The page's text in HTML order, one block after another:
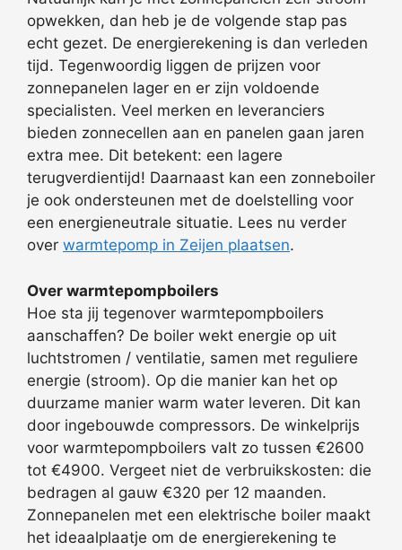
opwekken, dan heb je de volgende stap pas
echt gezet. De energierekening is dan verleden
tijd. Tegenwoordig liggen de prijzen voor
zonnepanelen lager en er zijn voldoende
specialisten. Veel merken en leveranciers
bieden zonnecellen aan en panelen gaan jaren
extra mee. Dit betekent: een lagere
terugverdientijd! Daarnaast kan een zonneboiler
je ook ondersteunen met de doelstelling voor
een energieneutrale situatie. Lees nu verder
over warmtepomp in Zeijen plaatsen.
Over warmtepompboilers
Hoe sta jij tegenover warmtepompboilers
aanschaffen? De boiler wekt energie op uit
luchtstromen / ventilatie, samen met reguliere
energie (stroom). Op die manier kan het op
duurzame manier warm water leveren. Dit kan
door ingebouwde compressors. De winkelprijs
voor warmtepompboilers valt zo tussen €2600
tot €4900. Vergeet niet de verbruikskosten: die
bedragen al gauw €320 per 12 maanden.
Zonnepanelen met een elektrische boiler maakt
het ideaalplaatje om de energierekening te